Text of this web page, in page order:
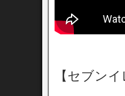
【セブン